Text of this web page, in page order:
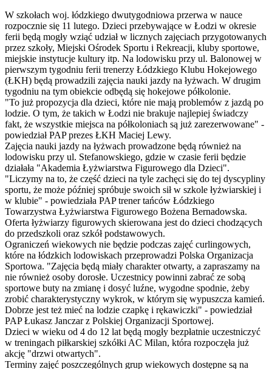
W szkołach woj. łódzkiego dwutygodniowa przerwa w nauce
rozpocznie się 11 lutego. Dzieci przebywające w Łodzi w okresie
ferii będą mogły wziąć udział w licznych zajęciach przygotowanych
przez szkoły, Miejski Ośrodek Sportu i Rekreacji, kluby sportowe,
miejskie instytucje kultury itp. Na lodowisku przy ul. Balonowej w
pierwszym tygodniu ferii trenerzy Łódzkiego Klubu Hokejowego
(ŁKH) będą prowadzili zajęcia nauki jazdy na łyżwach. W drugim
tygodniu na tym obiekcie odbędą się hokejowe półkolonie.
"To już propozycja dla dzieci, które nie mają problemów z jazdą po
lodzie. O tym, że takich w Łodzi nie brakuje najlepiej świadczy
fakt, że wszystkie miejsca na półkoloniach są już zarezerwowane" -
powiedział PAP prezes ŁKH Maciej Lewy.
Zajęcia nauki jazdy na łyżwach prowadzone będą również na
lodowisku przy ul. Stefanowskiego, gdzie w czasie ferii będzie
działała "Akademia Łyżwiarstwa Figurowego dla Dzieci".
"Liczymy na to, że część dzieci na tyle zachęci się do tej dyscypliny
sportu, że może później spróbuje swoich sił w szkole łyżwiarskiej i
w klubie" - powiedziała PAP trener tańców Łódzkiego
Towarzystwa Łyżwiarstwa Figurowego Bożena Bernadowska.
Oferta łyżwiarzy figurowych skierowana jest do dzieci chodzących
do przedszkoli oraz szkół podstawowych.
Ograniczeń wiekowych nie będzie podczas zajęć curlingowych,
które na łódzkich lodowiskach przeprowadzi Polska Organizacja
Sportowa. "Zajęcia będą miały charakter otwarty, a zapraszamy na
nie również osoby dorosłe. Uczestnicy powinni zabrać ze sobą
sportowe buty na zmianę i dosyć luźne, wygodne spodnie, żeby
zrobić charakterystyczny wykrok, w którym się wypuszcza kamień.
Dobrze jest też mieć na lodzie czapkę i rękawiczki" - powiedział
PAP Łukasz Janczar z Polskiej Organizacji Sportowej.
Dzieci w wieku od 4 do 12 lat będą mogły bezpłatnie uczestniczyć
w treningach piłkarskiej szkółki AC Milan, która rozpoczęła już
akcję "drzwi otwartych".
Terminy zajęć poszczególnych grup wiekowych dostępne są na